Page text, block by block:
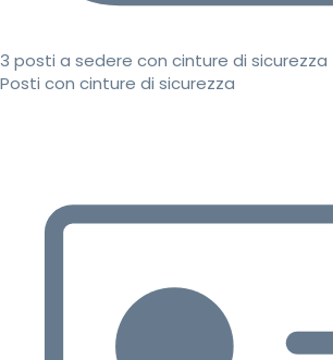
3 posti a sedere con cinture di sicurezza
Posti con cinture di sicurezza